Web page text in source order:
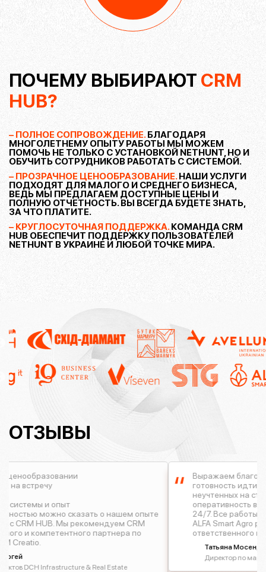
уменьшить количество вкладок, необходимых для ежедневной работы.
ПОЧЕМУ ВЫБИРАЮТ CRM
HUB?
– ПОЛНОЕ СОПРОВОЖДЕНИЕ.БЛАГОДАРЯ
МНОГОЛЕТНЕМУ ОПЫТУ РАБОТЫ МЫ МОЖЕМ
ПОМОЧЬ НЕ ТОЛЬКО С УСТАНОВКОЙ NETHUNT, НО И
ОБУЧИТЬ СОТРУДНИКОВ РАБОТАТЬ С СИСТЕМОЙ.
– ПРОЗРАЧНОЕ ЦЕНООБРАЗОВАНИЕ.НАШИ УСЛУГИ
ПОДХОДЯТ ДЛЯ МАЛОГО И СРЕДНЕГО БИЗНЕСА,
ВЕДЬ МЫ ПРЕДЛАГАЕМ ДОСТУПНЫЕ ЦЕНЫ И
ПОЛНУЮ ОТЧЕТНОСТЬ. ВЫ ВСЕГДА БУДЕТЕ ЗНАТЬ,
ЗА ЧТО ПЛАТИТЕ.
– КРУГЛОСУТОЧНАЯ ПОДДЕРЖКА.КОМАНДА CRM
HUB ОБЕСПЕЧИТ ПОДДЕРЖКУ ПОЛЬЗОВАТЕЛЕЙ
NETHUNT В УКРАИНЕ И ЛЮБОЙ ТОЧКЕ МИРА.
ОТЗЫВЫ
о нашем опыте
CRM
партнера по
Real Estate
Выражаем благодарность сотрудникам
готовность идти на уступки в вопросах
неучтенных на старте проекта задач, а
оперативность в коммуникациях по
24/7. Все работы были выполнены в
ALFA Smart Agro рекомендует CRM HUB
ответственного и надежного партнера.
Директор по маркетингу ALFA Smart Agro